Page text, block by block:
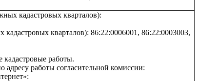
кадастровых кварталов):
кварталов): 86:22:0006001, 86:22:0003003,
работы.
работы согласительной комиссии: